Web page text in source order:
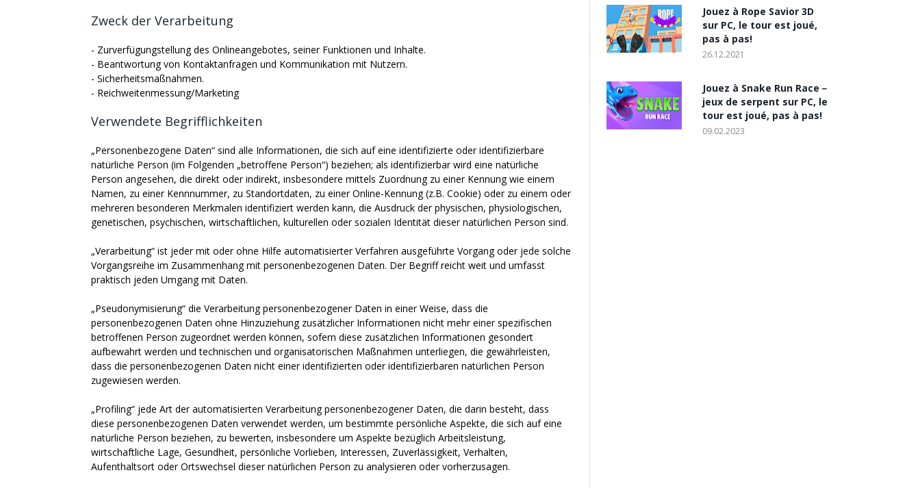
Zweck der Verarbeitung
- Zurverfügungstellung des Onlineangebotes, seiner Funktionen und Inhalte.
- Beantwortung von Kontaktanfragen und Kommunikation mit Nutzern.
- Sicherheitsmaßnahmen.
- Reichweitenmessung/Marketing
Verwendete Begrifflichkeiten
„Personenbezogene Daten“ sind alle Informationen, die sich auf eine identifizierte oder identifizierbare
natürliche Person (im Folgenden „betroffene Person“) beziehen; als identifizierbar wird eine natürliche
Person angesehen, die direkt oder indirekt, insbesondere mittels Zuordnung zu einer Kennung wie einem
Namen, zu einer Kennnummer, zu Standortdaten, zu einer Online-Kennung (z.B. Cookie) oder zu einem oder
mehreren besonderen Merkmalen identifiziert werden kann, die Ausdruck der physischen, physiologischen,
genetischen, psychischen, wirtschaftlichen, kulturellen oder sozialen Identität dieser natürlichen Person sind.
„Verarbeitung“ ist jeder mit oder ohne Hilfe automatisierter Verfahren ausgeführte Vorgang oder jede solche
Vorgangsreihe im Zusammenhang mit personenbezogenen Daten. Der Begriff reicht weit und umfasst
praktisch jeden Umgang mit Daten.
„Pseudonymisierung“ die Verarbeitung personenbezogener Daten in einer Weise, dass die
personenbezogenen Daten ohne Hinzuziehung zusätzlicher Informationen nicht mehr einer spezifischen
betroffenen Person zugeordnet werden können, sofern diese zusätzlichen Informationen gesondert
aufbewahrt werden und technischen und organisatorischen Maßnahmen unterliegen, die gewährleisten,
dass die personenbezogenen Daten nicht einer identifizierten oder identifizierbaren natürlichen Person
zugewiesen werden.
„Profiling“ jede Art der automatisierten Verarbeitung personenbezogener Daten, die darin besteht, dass
diese personenbezogenen Daten verwendet werden, um bestimmte persönliche Aspekte, die sich auf eine
natürliche Person beziehen, zu bewerten, insbesondere um Aspekte bezüglich Arbeitsleistung,
wirtschaftliche Lage, Gesundheit, persönliche Vorlieben, Interessen, Zuverlässigkeit, Verhalten,
Aufenthaltsort oder Ortswechsel dieser natürlichen Person zu analysieren oder vorherzusagen.
Jouez à Rope Savior 3D
sur PC, le tour est joué,
pas à pas!
26.12.2021
Jouez à Snake Run Race－
jeux de serpent sur PC, le
tour est joué, pas à pas!
09.02.2023